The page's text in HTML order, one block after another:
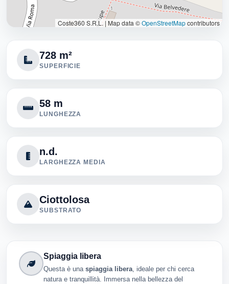
Coste360 S.R.L.| Map data ©OpenStreetMapcontributors
728 m²
SUPERFICIE
58 m
LUNGHEZZA
n.d.
LARGHEZZA MEDIA
Ciottolosa
SUBSTRATO
Spiaggia libera
Questa è una spiaggia libera, ideale per chi cerca
natura e tranquillità. Immersa nella bellezza del